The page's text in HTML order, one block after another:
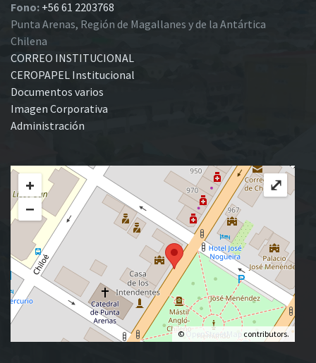
Fono: +56 61 2203768
Punta Arenas, Región de Magallanes y de la Antártica
Chilena
CORREO INSTITUCIONAL
CEROPAPEL Institucional
Documentos varios
Imagen Corporativa
Administración
+
−
© OpenStreetMap contributors.
⤢